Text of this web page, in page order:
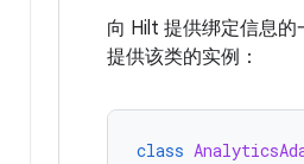
向 Hilt 提供绑定信息的
提供该类的实例：
class